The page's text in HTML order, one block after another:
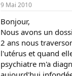
9 Mai 2010
Bonjour,
Nous avons un
2 ans nous
l'utérus et quand
psychiatre m'a